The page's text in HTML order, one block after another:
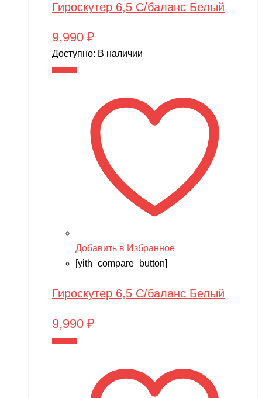
Гироскутер 6,5 С/баланс Белый
9,990 ₽
Доступно: В наличии
Добавить в Избранное
[yith_compare_button]
Гироскутер 6,5 С/баланс Белый
9,990 ₽